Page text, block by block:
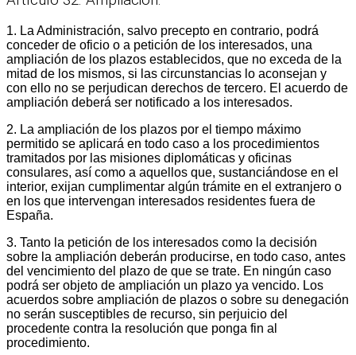
1. La Administración, salvo precepto en contrario, podrá
conceder de oficio o a petición de los interesados, una
ampliación de los plazos establecidos, que no exceda de la
mitad de los mismos, si las circunstancias lo aconsejan y
con ello no se perjudican derechos de tercero. El acuerdo de
ampliación deberá ser notificado a los interesados.
2. La ampliación de los plazos por el tiempo máximo
permitido se aplicará en todo caso a los procedimientos
tramitados por las misiones diplomáticas y oficinas
consulares, así como a aquellos que, sustanciándose en el
interior, exijan cumplimentar algún trámite en el extranjero o
en los que intervengan interesados residentes fuera de
España.
3. Tanto la petición de los interesados como la decisión
sobre la ampliación deberán producirse, en todo caso, antes
del vencimiento del plazo de que se trate. En ningún caso
podrá ser objeto de ampliación un plazo ya vencido. Los
acuerdos sobre ampliación de plazos o sobre su denegación
no serán susceptibles de recurso, sin perjuicio del
procedente contra la resolución que ponga fin al
procedimiento.